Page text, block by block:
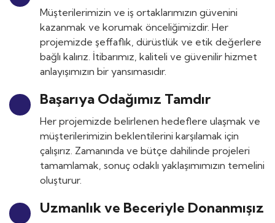
Müşterilerimizin ve iş ortaklarımızın güvenini
kazanmak ve korumak önceliğimizdir. Her
projemizde şeffaflık, dürüstlük ve etik değerlere
bağlı kalırız. İtibarımız, kaliteli ve güvenilir hizmet
anlayışımızın bir yansımasıdır.
Başarıya Odağımız Tamdır
Her projemizde belirlenen hedeflere ulaşmak ve
müşterilerimizin beklentilerini karşılamak için
çalışırız. Zamanında ve bütçe dahilinde projeleri
tamamlamak, sonuç odaklı yaklaşımımızın temelini
oluşturur.
Uzmanlık ve Beceriyle Donanmışız